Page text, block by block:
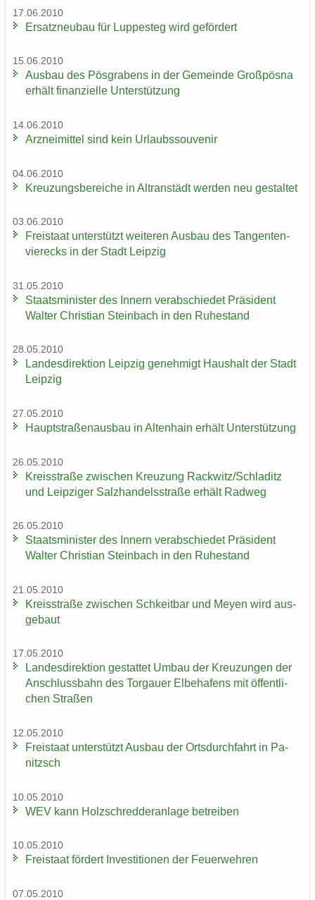
17.06.2010
Er­satz­neu­bau für Lup­pe­steg wird ge­för­dert
15.06.2010
Aus­bau des Pös­gra­bens in der Ge­mein­de Groß­pös­na
er­hält fi­nan­zi­el­le Un­ter­stüt­zung
14.06.2010
Arz­nei­mit­tel sind kein Ur­laubs­sou­ve­nir
04.06.2010
Kreu­zungs­be­rei­che in Altran­städt wer­den neu ge­stal­tet
03.06.2010
Frei­staat un­ter­stützt wei­te­ren Aus­bau des Tan­gen­ten­
vier­ecks in der Stadt Leip­zig
31.05.2010
Staats­mi­nis­ter des In­nern ver­ab­schie­det Prä­si­dent
Wal­ter Chris­ti­an Stein­bach in den Ru­he­stand
28.05.2010
Lan­des­di­rek­ti­on Leip­zig ge­neh­migt Haus­halt der Stadt
Leip­zig
27.05.2010
Haupt­stra­ßen­aus­bau in Al­ten­hain er­hält Un­ter­stüt­zung
26.05.2010
Kreis­stra­ße zwi­schen Kreu­zung Rack­witz/Schla­ditz
und Leip­zi­ger Salz­han­dels­stra­ße er­hält Rad­weg
26.05.2010
Staats­mi­nis­ter des In­nern ver­ab­schie­det Prä­si­dent
Wal­ter Chris­ti­an Stein­bach in den Ru­he­stand
21.05.2010
Kreis­stra­ße zwi­schen Schkeit­bar und Meyen wird aus­
ge­baut
17.05.2010
Lan­des­di­rek­ti­on ge­stat­tet Umbau der Kreu­zun­gen der
An­schluss­bahn des Tor­gau­er El­be­ha­fens mit öf­fent­li­
chen Stra­ßen
12.05.2010
Frei­staat un­ter­stützt Aus­bau der Orts­durch­fahrt in Pa­
nitzsch
10.05.2010
WEV kann Holz­schred­de­r­an­la­ge be­trei­ben
10.05.2010
Frei­staat för­dert In­ves­ti­tio­nen der Feu­er­weh­ren
07.05.2010